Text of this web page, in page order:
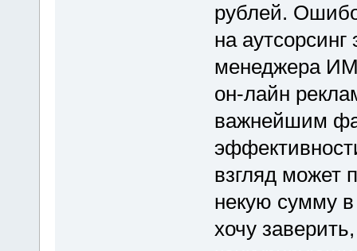
рублей.
на
менеджера
он-лайн
важнейшим
взгляд может
некую сумму
хочу